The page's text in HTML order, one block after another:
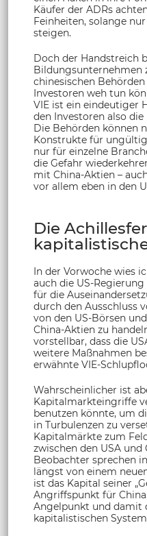
Käufer der ADRs
Feinheiten, solange
steigen.
Doch der Handstreich
Bildungsunternehmen
chinesischen
Investoren weh tun
VIE ist ein eindeutiger
den Investoren also
Die Behörden können
Konstrukte für
nur für einzelne
die Gefahr
mit China-Aktien –
vor allem eben in den
Die
In der Vorwoche wies
auch die US-
für die
durch den Ausschluss
von den US-Börsen
China-Aktien zu
vorstellbar, dass die
weitere Maßnahmen
erwähnte VIE-
Wahrscheinlicher ist
Kapitalmarkteingriffe
benutzen könnte, um
in Turbulenzen zu
Kapitalmärkte zum
zwischen den USA und
Beobachter sprechen
längst von einem
ist das Kapital seiner
Angriffspunkt für
Angelpunkt und damit
kapitalistischen